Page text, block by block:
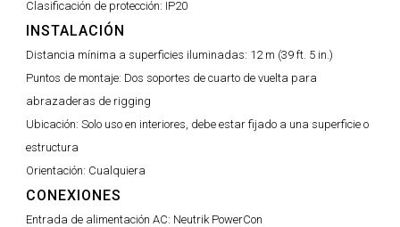
Clasificación de protección: IP20
INSTALACIÓN
Distancia mínima a superficies iluminadas: 12 m (39 ft. 5 in.)
Puntos de montaje: Dos soportes de cuarto de vuelta para
abrazaderas de rigging
Ubicación: Solo uso en interiores, debe estar fijado a una superficie o
estructura
Orientación: Cualquiera
CONEXIONES
Entrada de alimentación AC: Neutrik PowerCon